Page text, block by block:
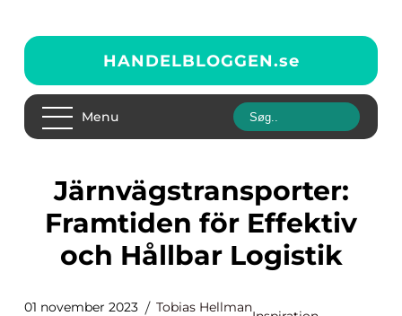
HANDELBLOGGEN.se
Menu
Järnvägstransporter:
Framtiden för Effektiv
och Hållbar Logistik
01 november 2023 Tobias Hellman